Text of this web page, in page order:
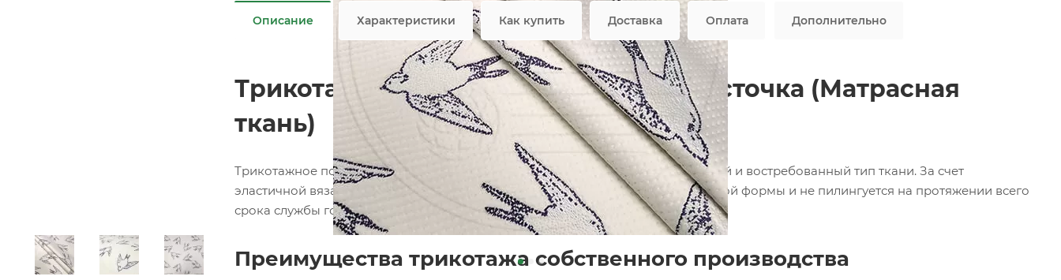
Описание Характеристики Как купить Доставка Оплата Дополнительно
Трикотажное полотно FRTX 25 034 Ласточка (Матрасная
ткань)
Трикотажное полотно для производства матрасов – самый практичный, мягкий и востребованный тип ткани. За счет
эластичной вязаной структуры, он с легкостью повторяет изгибы изделий любой формы и не пилингуется на протяжении всего
срока службы готового матраса.
Преимущества трикотажа собственного производства